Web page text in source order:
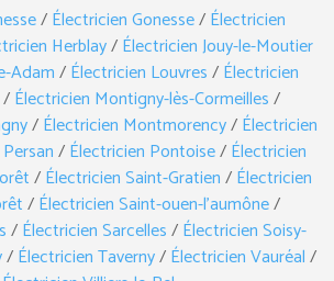
/Électricien Gonesse/Électricien
Herblay/Électricien Jouy-le-Moutier
Adam/Électricien Louvres/Électricien
Électricien Montigny-lès-Cormeilles/
/Électricien Montmorency/Électricien
/Électricien Pontoise/Électricien
/Électricien Saint-Gratien/Électricien
/Électricien Saint-ouen-l’aumône/
/Électricien Sarcelles/Électricien Soisy-
/Électricien Taverny/Électricien Vauréal/